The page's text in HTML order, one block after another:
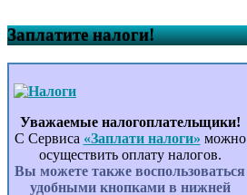
Заплатите налоги!
Уважаемые налогоплательщики!
С Сервиса «Заплати налоги» можно
осуществить оплату налогов.
Вы можете также воспользоваться
удобными кнопками в нижней